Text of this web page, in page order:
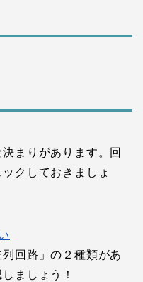
まりがあります。回
クしておきましょ
回路」の２種類があ
ましょう！